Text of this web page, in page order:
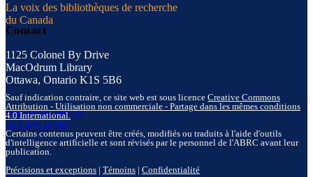
La voix des bibliothèques de recherche
du Canada
Contact
1125 Colonel By Drive
MacOdrum Library
Ottawa, Ontario K1S 5B6
info@carl-abrc.ca
613.895.0780
Sauf indication contraire, ce site web est sous licence Creative Commons
Attribution - Utilisation non commerciale - Partage dans les mêmes conditions
4.0 International.
Certains contenus peuvent être créés, modifiés ou traduits à l'aide d'outils
d'intelligence artificielle et sont révisés par le personnel de l'ABRC avant leur
publication.
Précisions et exceptions | Témoins | Confidentialité